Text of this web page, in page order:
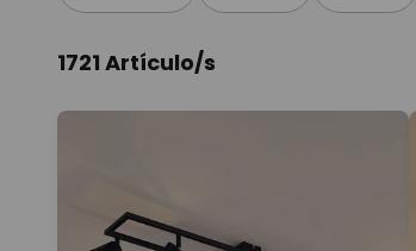
1721 Artículo/s